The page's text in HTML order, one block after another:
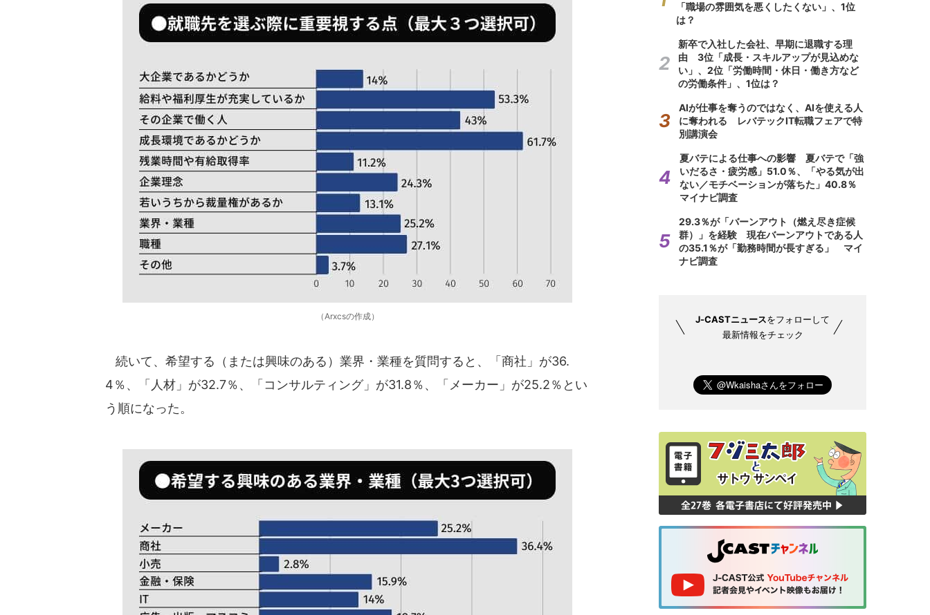
（Arxcsの作成）
続いて、希望する（または興味のある）業界・業種を質問すると、「商社」が36.
4％、「人材」が32.7％、「コンサルティング」が31.8％、「メーカー」が25.2％とい
う順になった。
「職場の雰囲気を悪くしたくない」、1位
は？
新卒で入社した会社、早期に退職する理
由 3位「成長・スキルアップが見込めな
い」、2位「労働時間・休日・働き方など
の労働条件」、1位は？
AIが仕事を奪うのではなく、AIを使える人
に奪われる レバテックIT転職フェアで特
別講演会
夏バテによる仕事への影響 夏バテで「強
いだるさ・疲労感」51.0％、「やる気が出
ない／モチベーションが落ちた」40.8％
マイナビ調査
29.3％が「バーンアウト（燃え尽き症候
群）」を経験 現在バーンアウトである人
の35.1％が「勤務時間が長すぎる」 マイ
ナビ調査
J-CASTニュースをフォローして
最新情報をチェック